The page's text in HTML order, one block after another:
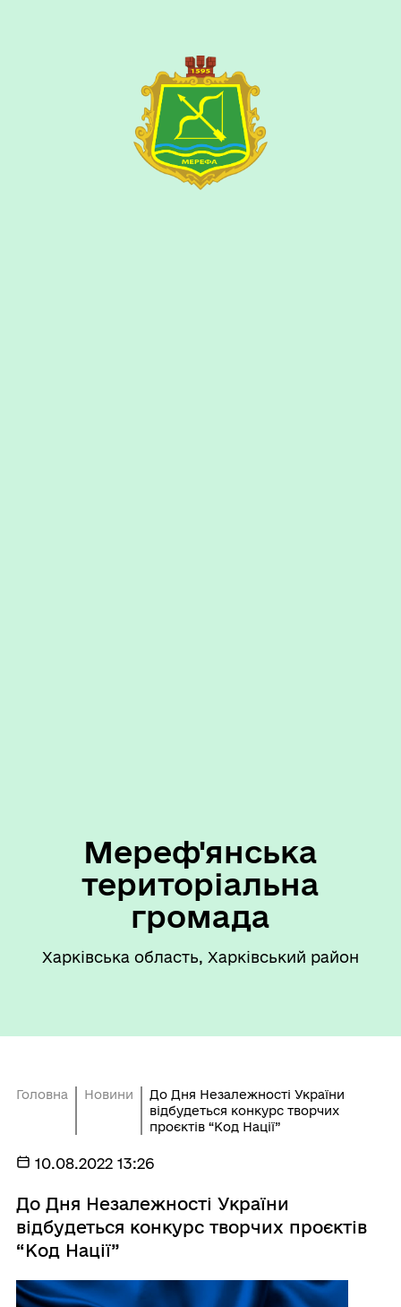
Мереф'янська
територіальна
громада
Харківська область, Харківський район
Головна Новини
До Дня Незалежності України
відбудеться конкурс творчих
проєктів “Код Нації”
10.08.2022 13:26
До Дня Незалежності України
відбудеться конкурс творчих проєктів
“Код Нації”